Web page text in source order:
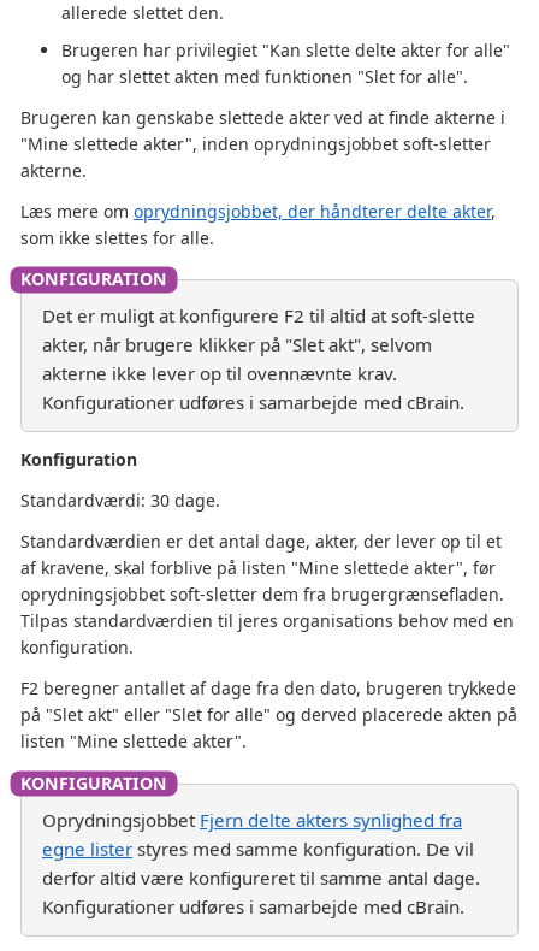
allerede slettet den.
Brugeren har privilegiet "Kan slette delte akter for alle"
og har slettet akten med funktionen "Slet for alle".
Brugeren kan genskabe slettede akter ved at finde akterne i
"Mine slettede akter", inden oprydningsjobbet soft-sletter
akterne.
Læs mere om oprydningsjobbet, der håndterer delte akter,
som ikke slettes for alle.
Det er muligt at konfigurere F2 til altid at soft-slette
akter, når brugere klikker på "Slet akt", selvom
akterne ikke lever op til ovennævnte krav.
Konfigurationer udføres i samarbejde med cBrain.
Konfiguration
Standardværdi: 30 dage.
Standardværdien er det antal dage, akter, der lever op til et
af kravene, skal forblive på listen "Mine slettede akter", før
oprydningsjobbet soft-sletter dem fra brugergrænsefladen.
Tilpas standardværdien til jeres organisations behov med en
konfiguration.
F2 beregner antallet af dage fra den dato, brugeren trykkede
på "Slet akt" eller "Slet for alle" og derved placerede akten på
listen "Mine slettede akter".
Oprydningsjobbet Fjern delte akters synlighed fra
egne lister styres med samme konfiguration. De vil
derfor altid være konfigureret til samme antal dage.
Konfigurationer udføres i samarbejde med cBrain.